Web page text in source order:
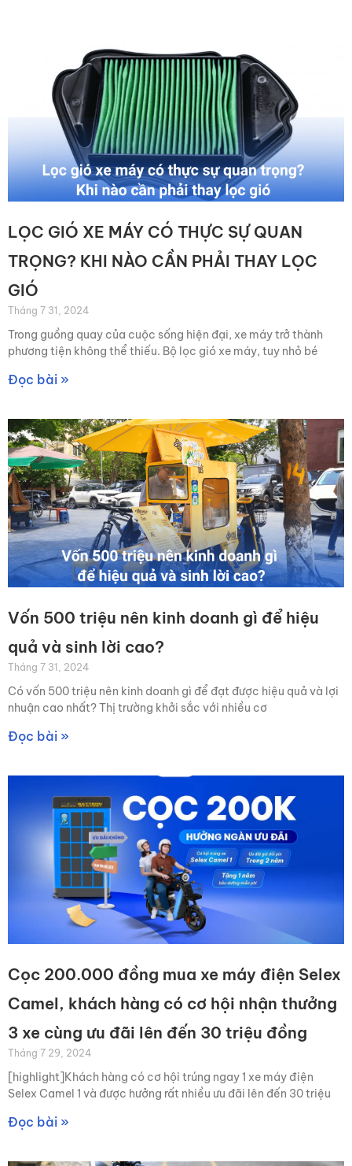
LỌC GIÓ XE MÁY CÓ THỰC SỰ QUAN
TRỌNG? KHI NÀO CẦN PHẢI THAY LỌC
GIÓ
Tháng 7 31, 2024
Trong guồng quay của cuộc sống hiện đại, xe máy trở thành
phương tiện không thể thiếu. Bộ lọc gió xe máy, tuy nhỏ bé
Đọc bài »
Vốn 500 triệu nên kinh doanh gì để hiệu
quả và sinh lời cao?
Tháng 7 31, 2024
Có vốn 500 triệu nên kinh doanh gì để đạt được hiệu quả và lợi
nhuận cao nhất? Thị trường khởi sắc với nhiều cơ
Đọc bài »
Cọc 200.000 đồng mua xe máy điện Selex
Camel, khách hàng có cơ hội nhận thưởng
3 xe cùng ưu đãi lên đến 30 triệu đồng
Tháng 7 29, 2024
[highlight]Khách hàng có cơ hội trúng ngay 1 xe máy điện
Selex Camel 1 và được hưởng rất nhiều ưu đãi lên đến 30 triệu
Đọc bài »